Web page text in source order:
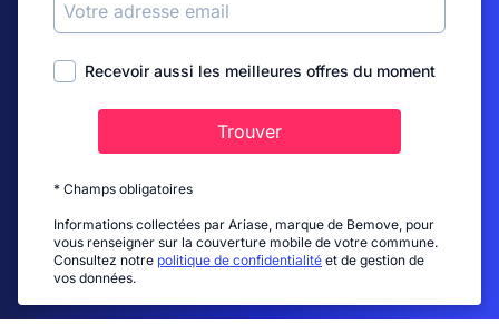
Recevoir aussi les meilleures offres du moment
Trouver
* Champs obligatoires
Informations collectées par Ariase, marque de Bemove, pour
vous renseigner sur la couverture mobile de votre commune.
Consultez notre politique de confidentialité et de gestion de
vos données.